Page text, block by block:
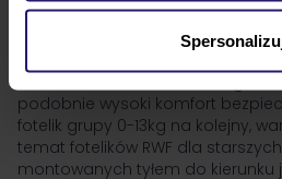
kierunku jazdy, w ten sposób jest
bezpieczny i dopuszczalny
podobnie wysoki komfort
fotelik grupy 0-13kg na kolejny,
temat fotelików RWF dla
montowanych tyłem do kierunku